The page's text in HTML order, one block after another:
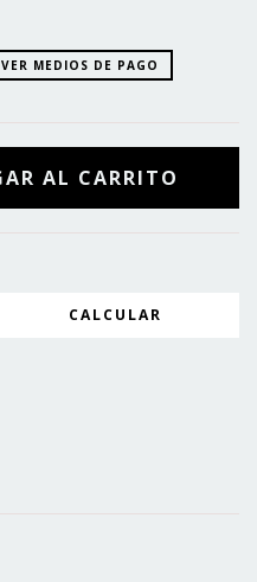
VER MEDIOS DE PAGO
CALCULAR